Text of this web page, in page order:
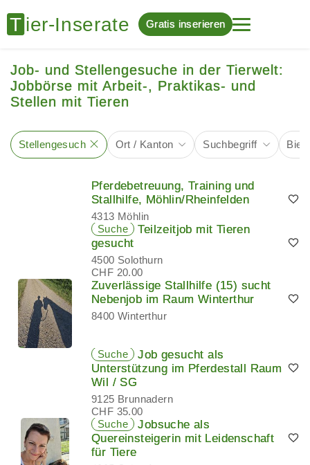
Gratis inserieren
Job- und Stellengesuche in der Tierwelt:
Jobbörse mit Arbeit-, Praktikas- und
Stellen mit Tieren
Stellengesuch Ort / Kanton Suchbegriff
Pferdebetreuung, Training und
Stallhilfe, Möhlin/Rheinfelden
4313 Möhlin
Suche
Teilzeitjob mit Tieren
gesucht
4500 Solothurn
CHF 20.00
Zuverlässige Stallhilfe (15) sucht
Nebenjob im Raum Winterthur
8400 Winterthur
Suche
Job gesucht als
Unterstützung im Pferdestall Raum
Wil / SG
9125 Brunnadern
CHF 35.00
Suche
Jobsuche als
Quereinsteigerin mit Leidenschaft
für Tiere